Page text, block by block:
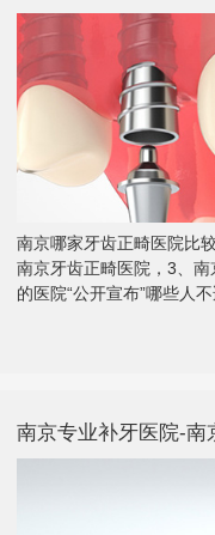
南京哪家牙齿正畸医院比
南京牙齿正畸医院，3、
的医院“公开宣布”哪些人
南京专业补牙医院-南